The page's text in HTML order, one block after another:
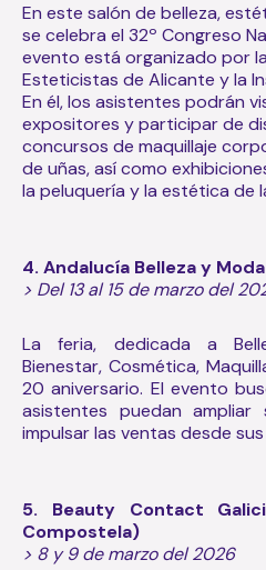
En este salón de belleza,
se celebra el 32º Congreso
evento está organizado por
Esteticistas de Alicante y la
En él, los asistentes podrán
expositores y participar de
concursos de maquillaje
de uñas, así como
la peluquería y la estética de
4. Andalucía Belleza y
> Del 13 al 15 de marzo del
La feria, dedicada a
Bienestar, Cosmética,
20 aniversario. El evento
asistentes puedan
impulsar las ventas desde
5. Beauty Contact
Compostela)
> 8 y 9 de marzo del 2026